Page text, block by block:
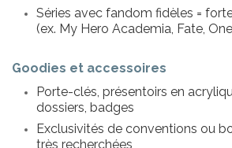
Séries avec fandom fidèles =
(ex. My Hero Academia, Fate,
Goodies et accessoires
Porte-clés, présentoirs en
dossiers, badges
Exclusivités de conventions ou
très recherchées